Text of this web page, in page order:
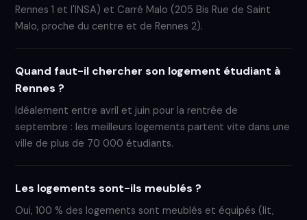
Rennes 1 et l'INSA) et Carré Malo (205 Bis Rue de Saint
Malo, proche du centre et de Rennes 2).
Quand faut-il chercher son logement étudiant à
Rennes ?
Idéalement entre avril et juin pour la rentrée de
septembre : les meilleurs logements partent vite dans une
ville de plus de 70 000 étudiants.
Les logements sont-ils meublés ?
Oui, 100 % des logements sont meublés et équipés (lit,